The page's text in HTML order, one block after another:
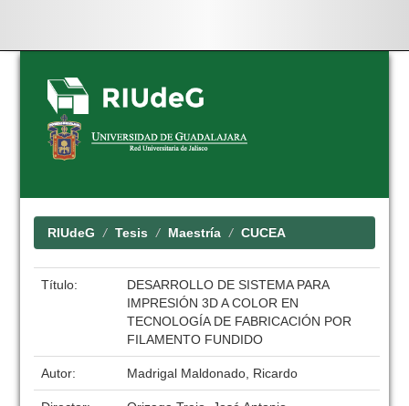
Skip
navigation
RIUdeG Tesis Maestría CUCEA
Título:
DESARROLLO DE SISTEMA PARA
IMPRESIÓN 3D A COLOR EN
TECNOLOGÍA DE FABRICACIÓN POR
FILAMENTO FUNDIDO
Autor: Madrigal Maldonado, Ricardo